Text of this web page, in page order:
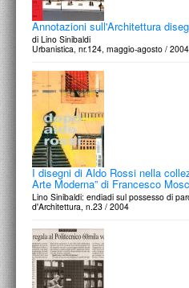
Annotazioni sull'Architettura
di Lino Sinibaldi
Urbanistica, nr.124, maggio-agosto / 2004
I disegni di Aldo Rossi nella
Arte Moderna” di Francesco
Lino Sinibaldi: endiadi sul possesso di
d'Architettura, n.23 / 2004